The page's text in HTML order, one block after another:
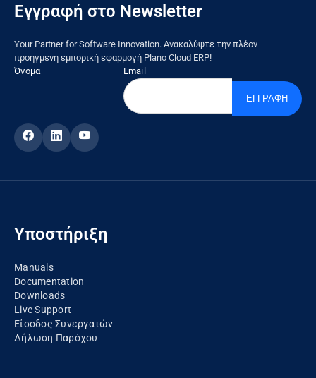
Εγγραφή στο Newsletter
Your Partner for Software Innovation. Ανακαλύψτε την πλέον
προηγμένη εμπορική εφαρμογή Plano Cloud ERP!
Όνομα
Email
ΕΓΓΡΑΦΗ
Υποστήριξη
Manuals
Documentation
Downloads
Live Support
Είσοδος Συνεργατών
Δήλωση Παρόχου